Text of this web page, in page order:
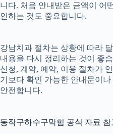
니다. 처음 안내받은 금액이 어
인하는 것도 중요합니다.
강남치과 절차는 상황에 따라
내용을 다시 정리하는 것이 좋
신청, 계약, 예약, 이용 절차가
기보다 확인 가능한 안내문이
안전합니다.
동작구하수구막힘 공식 자료 참